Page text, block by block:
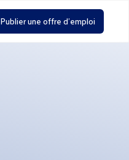
Publier une offre d'emploi